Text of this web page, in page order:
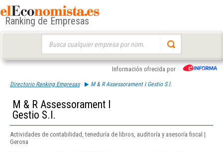
Ranking de Empresas
Información ofrecida por
Directorio Ranking Empresas M & R Assessorament I Gestio S.l.
M & R Assessorament I
Gestio S.l.
Actividades de contabilidad, teneduría de libros, auditoría y asesoría fiscal |
Gerona